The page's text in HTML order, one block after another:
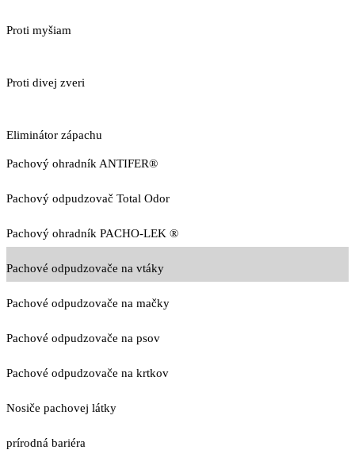
Proti myšiam
Proti divej zveri
Eliminátor zápachu
Pachový ohradník ANTIFER®
Pachový odpudzovač Total Odor
Pachový ohradník PACHO-LEK ®
Pachové odpudzovače na vtáky
Pachové odpudzovače na mačky
Pachové odpudzovače na psov
Pachové odpudzovače na krtkov
Nosiče pachovej látky
prírodná bariéra